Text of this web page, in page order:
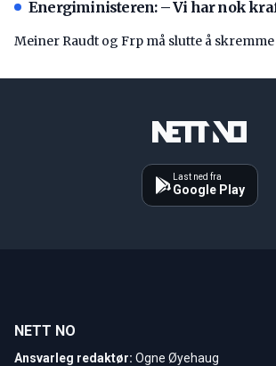
Energiministeren: – Vi har nok
Meiner Raudt og Frp må slutte å
Last ned fra
Google Play
NETT NO
Ansvarleg redaktør: Ogne Øyehaug